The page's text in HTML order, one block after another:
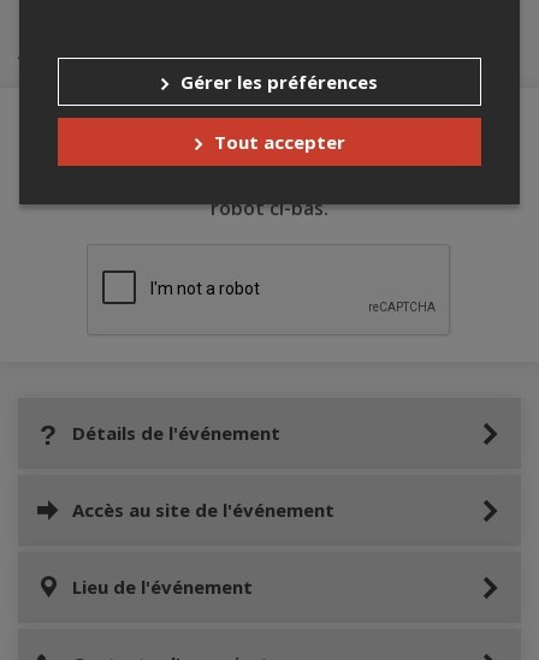
Achat de billets
robot ci-bas.
Détails de l'événement
Accès au site de l'événement
Lieu de l'événement
Gérer les préférences
Tout accepter